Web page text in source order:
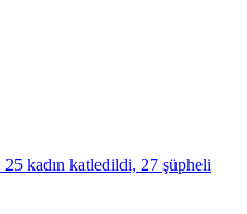
25 kadın katledildi, 27 şüpheli